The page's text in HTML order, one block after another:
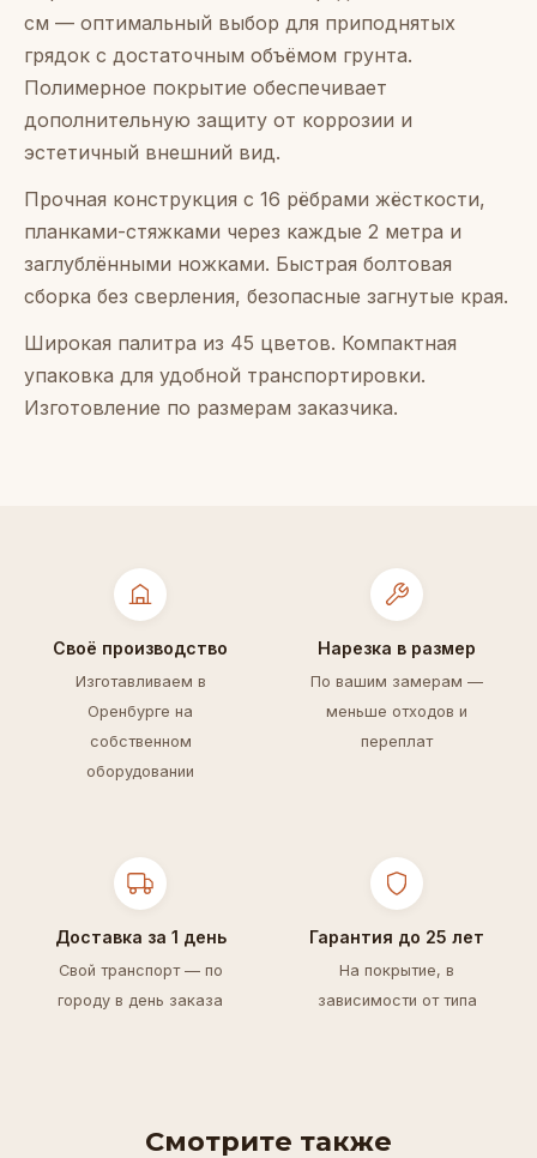
см — оптимальный выбор для приподнятых
грядок с достаточным объёмом грунта.
Полимерное покрытие обеспечивает
дополнительную защиту от коррозии и
эстетичный внешний вид.
Прочная конструкция с 16 рёбрами жёсткости,
планками-стяжками через каждые 2 метра и
заглублёнными ножками. Быстрая болтовая
сборка без сверления, безопасные загнутые края.
Широкая палитра из 45 цветов. Компактная
упаковка для удобной транспортировки.
Изготовление по размерам заказчика.
Своё производство
Изготавливаем в
Оренбурге на
собственном
оборудовании
Нарезка в размер
По вашим замерам —
меньше отходов и
переплат
Доставка за 1 день
Свой транспорт — по
городу в день заказа
Гарантия до 25 лет
На покрытие, в
зависимости от типа
Смотрите также